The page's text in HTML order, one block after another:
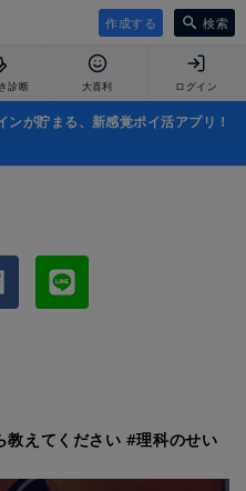
作成する 検索
診断 大喜利 ログイン
が貯まる、新感覚ポイ活アプリ！
教えてください #理科のせい